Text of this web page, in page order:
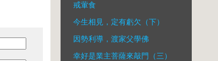
戒葷食
今生相見，定有虧欠（下）
因勢利導，渡家父學佛
幸好是業主菩薩來敲門（三）